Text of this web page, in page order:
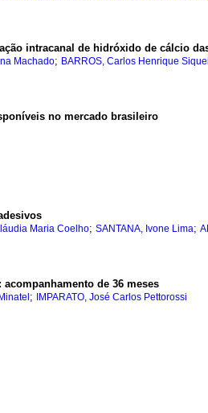
intracanal de hidróxido de cálcio
Machado; BARROS, Carlos Henrique
no mercado brasileiro
Maria Coelho; SANTANA, Ivone Lima;
de 36 meses
; IMPARATO, José Carlos Pettorossi